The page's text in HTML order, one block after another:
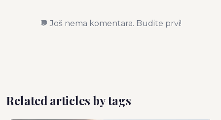
💬 Još nema komentara. Budite prvi!
Related articles by tags